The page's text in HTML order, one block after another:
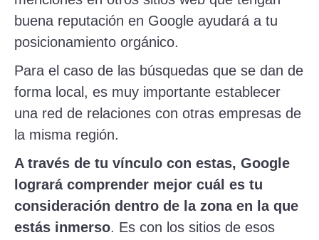
buena reputación en Google ayudará a tu
posicionamiento orgánico.
Para el caso de las búsquedas que se dan de
forma local, es muy importante establecer
una red de relaciones con otras empresas de
la misma región.
A través de tu vínculo con estas, Google
logrará comprender mejor cuál es tu
consideración dentro de la zona en la que
estás inmerso. Es con los sitios de esos